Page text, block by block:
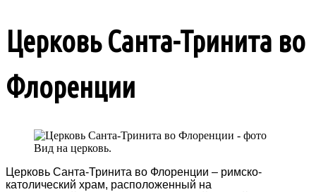
Церковь Санта-Тринита во
Флоренции
Вид на церковь.
Церковь Санта-Тринита во Флоренции – римско-
католический храм, расположенный на